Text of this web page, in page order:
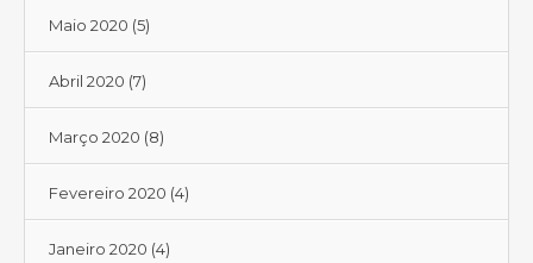
Maio 2020 (5)
Abril 2020 (7)
Março 2020 (8)
Fevereiro 2020 (4)
Janeiro 2020 (4)